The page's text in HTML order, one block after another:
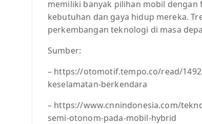
memiliki banyak pilihan mobil
kebutuhan dan gaya hidup mereka.
perkembangan teknologi di masa
Sumber:
– https://otomotif.tempo.co/read/
keselamatan-berkendara
– https://www.cnnindonesia.com/
semi-otonom-pada-mobil-hybrid